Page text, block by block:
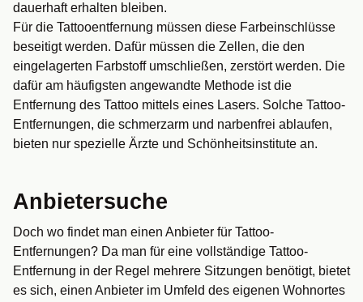
dauerhaft erhalten bleiben.
Für die Tattooentfernung müssen diese Farbeinschlüsse
beseitigt werden. Dafür müssen die Zellen, die den
eingelagerten Farbstoff umschließen, zerstört werden. Die
dafür am häufigsten angewandte Methode ist die
Entfernung des Tattoo mittels eines Lasers. Solche Tattoo-
Entfernungen, die schmerzarm und narbenfrei ablaufen,
bieten nur spezielle Ärzte und Schönheitsinstitute an.
Anbietersuche
Doch wo findet man einen Anbieter für Tattoo-
Entfernungen? Da man für eine vollständige Tattoo-
Entfernung in der Regel mehrere Sitzungen benötigt, bietet
es sich, einen Anbieter im Umfeld des eigenen Wohnortes